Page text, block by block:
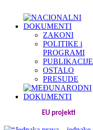
ZAKONI
POLITIKE i
PROGRAMI
PUBLIKACIJE
OSTALO
PRESUDE
EU projekti